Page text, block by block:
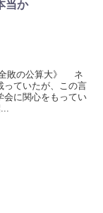
当か
敗の公算大》 ネ
っていたが、この言
会に関心をもってい